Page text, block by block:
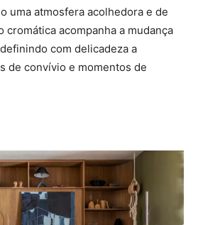
uma atmosfera acolhedora e de
cromática acompanha a mudança
com delicadeza a
de convívio e momentos de